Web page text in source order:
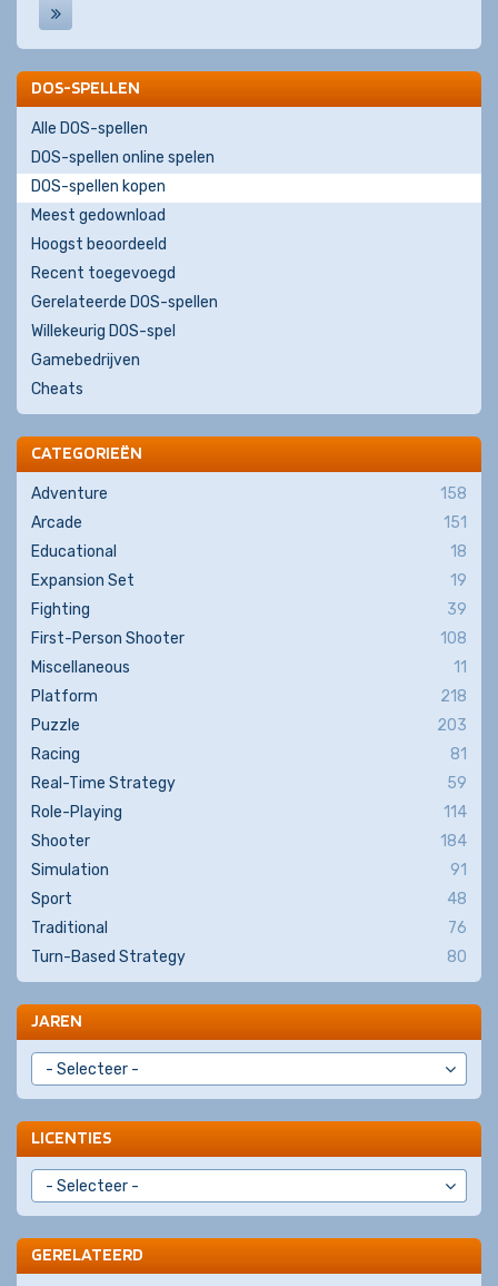
DOS-SPELLEN
Alle DOS-spellen
DOS-spellen online spelen
DOS-spellen kopen
Meest gedownload
Hoogst beoordeeld
Recent toegevoegd
Gerelateerde DOS-spellen
Willekeurig DOS-spel
Gamebedrijven
Cheats
CATEGORIEËN
Adventure
158
Arcade
151
Educational
18
Expansion Set
19
Fighting
39
First-Person Shooter
108
Miscellaneous
11
Platform
218
Puzzle
203
Racing
81
Real-Time Strategy
59
Role-Playing
114
Shooter
184
Simulation
91
Sport
48
Traditional
76
Turn-Based Strategy
80
JAREN
LICENTIES
GERELATEERD